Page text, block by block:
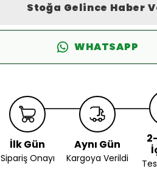
Stoğa Gelince Haber
WHATSAPP
İlk Gün
Sipariş Onayı
Aynı Gün
Kargoya Verildi